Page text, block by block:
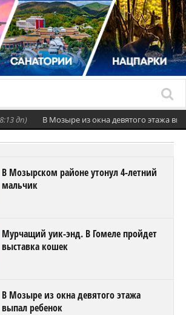
дп) В Мозыре из окна девятого этажа
В Мозырском районе утонул 4-летний
мальчик
Мурчащий уик-энд. В Гомеле пройдет
выставка кошек
В Мозыре из окна девятого этажа
выпал ребенок